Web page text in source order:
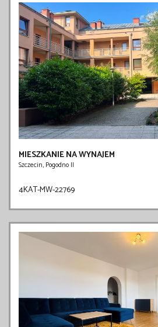
MIESZKANIE NA WYNAJEM
Szczecin, Pogodno II
4KAT-MW-22769